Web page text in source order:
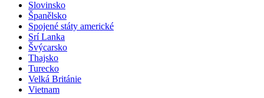
Slovensko
Slovinsko
Španělsko
Spojené státy americké
Srí Lanka
Švýcarsko
Thajsko
Turecko
Velká Británie